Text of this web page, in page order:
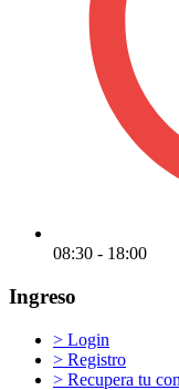
08:30 - 18:00
Ingreso
> Login
> Registro
> Recupera tu